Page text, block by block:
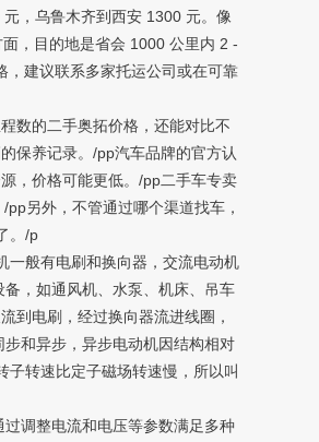
，乌鲁木齐到西安 1300 元。像
，目的地是省会 1000 公里内 2 -
建议联系多家托运公司或在可靠
数的二手奥拓价格，还能对比不
保养记录。/pp汽车品牌的官方认
，价格可能更低。/pp二手车专卖
另外，不管通过哪个渠道找车，
。/p
般有电刷和换向器，交流电动机
，如通风机、水泵、机床、吊车
到电刷，经过换向器流进线圈，
和异步，异步电动机因结构相对
子转速比定子磁场转速慢，所以叫
调整电流和电压等参数满足多种